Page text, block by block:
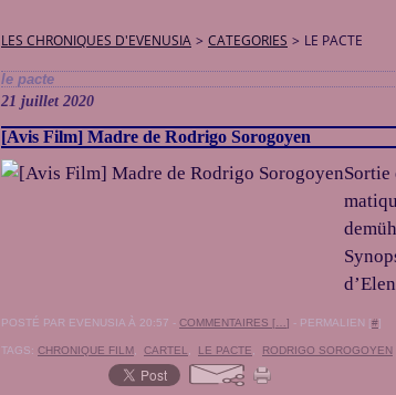
LES CHRONIQUES D'EVENUSIA > CATEGORIES > LE PACTE
le pacte
21 juillet 2020
[Avis Film] Madre de Rodrigo Sorogoyen
Sortie
POSTÉ PAR EVENUSIA À 20:57 - COMMENTAIRES [ ] - PERMALIEN [#]
TAGS: CHRONIQUE FILM CARTEL LE PACTE RODRIGO SOROGOYEN